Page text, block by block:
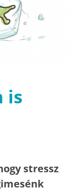
is
stressz